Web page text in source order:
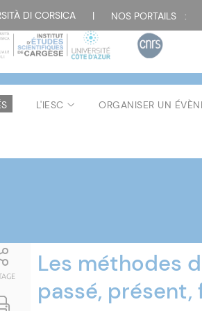
DI CORSICA | NOS PORTAILS :
L'IESC ORGANISER UN
Les méthodes
passé, présent,